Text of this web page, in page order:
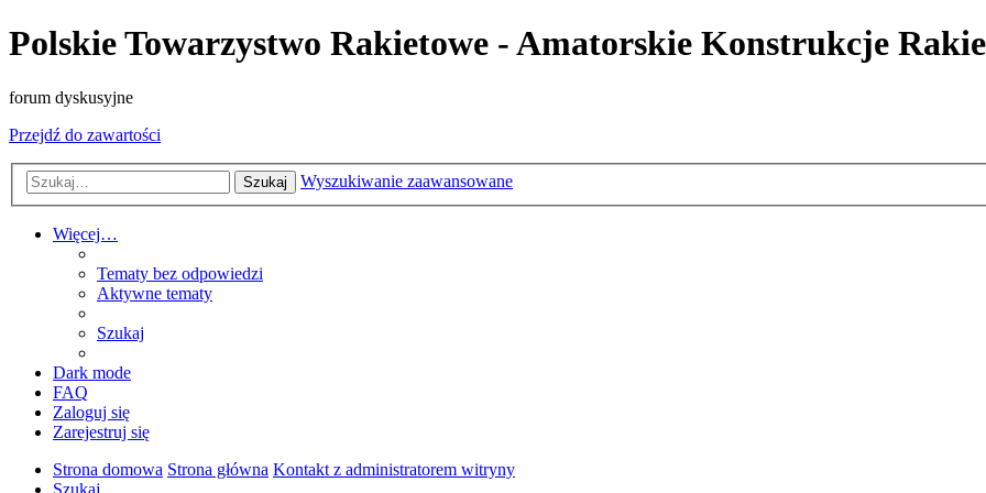
Polskie Towarzystwo Rakietowe - Amatorskie Konstrukcje
forum dyskusyjne
Przejdź do zawartości
Szukaj Wyszukiwanie zaawansowane
Więcej…
Tematy bez odpowiedzi
Aktywne tematy
Szukaj
Dark mode
FAQ
Zaloguj się
Zarejestruj się
Strona domowa Strona główna Kontakt z administratorem witryny